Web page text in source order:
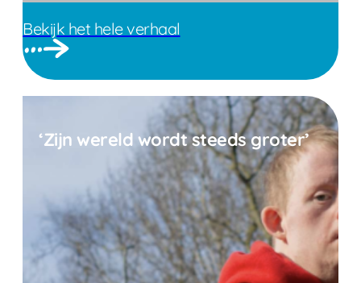
Bekijk het hele verhaal
‘Zijn wereld wordt steeds groter’